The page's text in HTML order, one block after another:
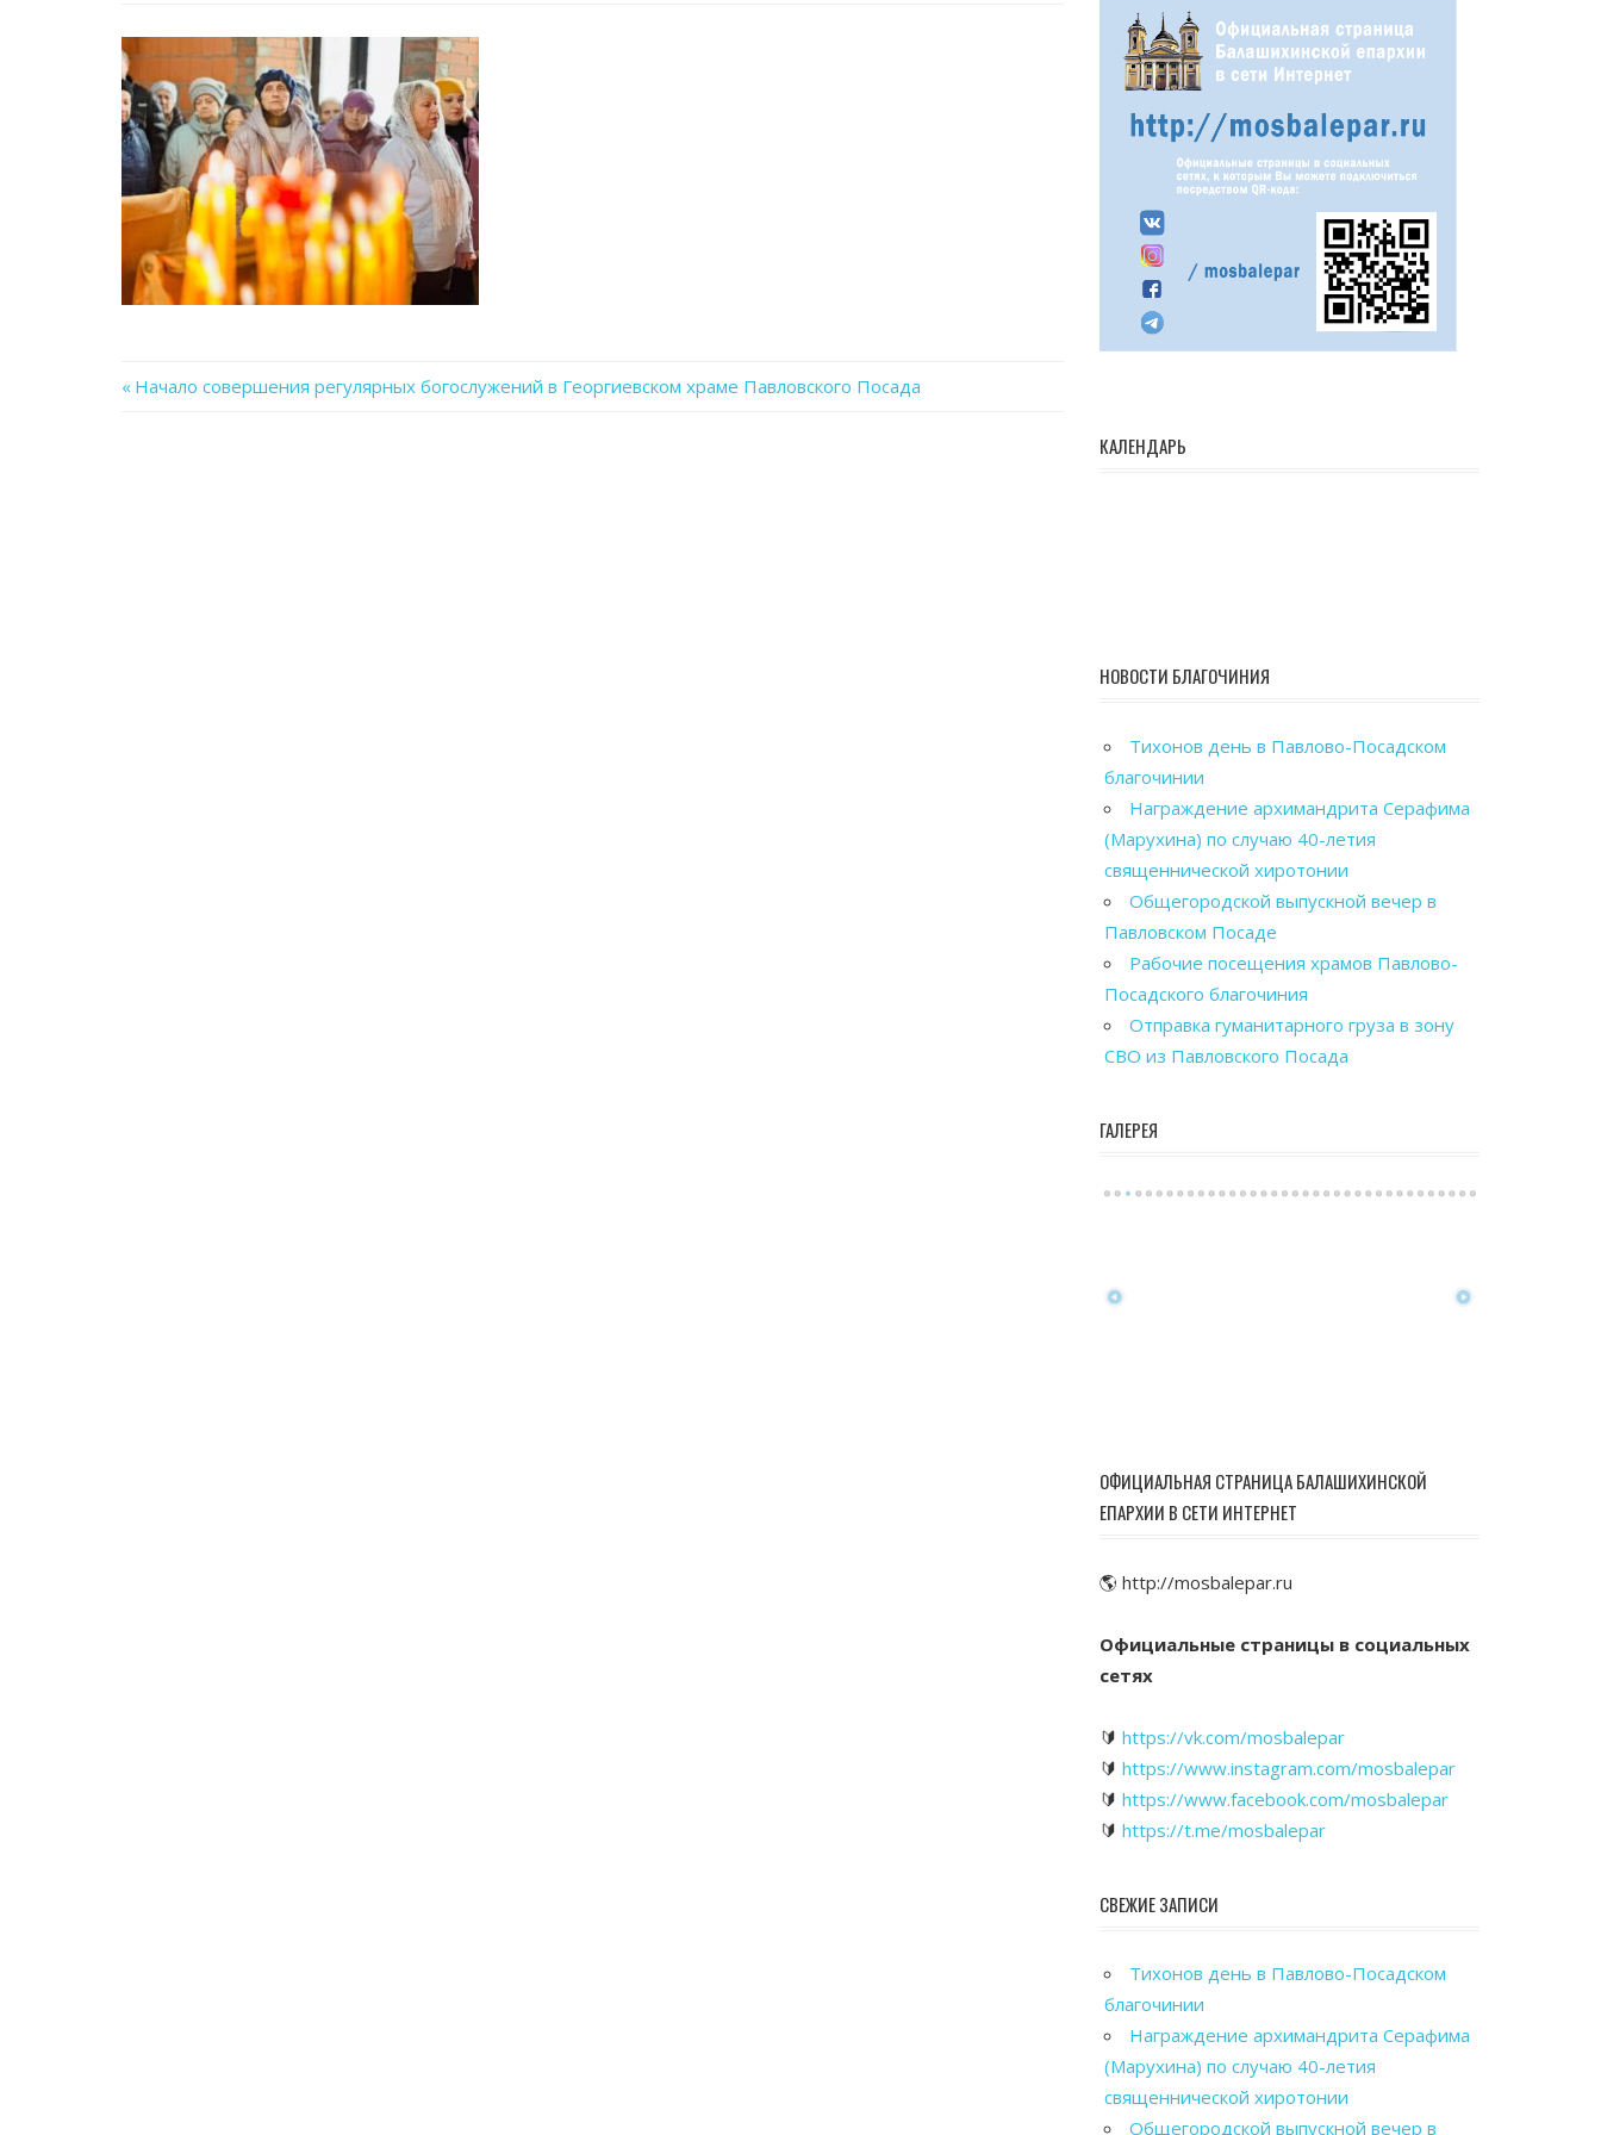
Previous
Начало совершения регулярных богослужений в Георгиевском храме Павловского Посада
КАЛЕНДАРЬ
НОВОСТИ БЛАГОЧИНИЯ
Тихонов день в Павлово-Посадском
благочинии
Награждение архимандрита Серафима
(Марухина) по случаю 40-летия
священнической хиротонии
Общегородской выпускной вечер в
Павловском Посаде
Рабочие посещения храмов Павлово-
Посадского благочиния
Отправка гуманитарного груза в зону
СВО из Павловского Посада
ГАЛЕРЕЯ
ОФИЦИАЛЬНАЯ СТРАНИЦА БАЛАШИХИНСКОЙ
ЕПАРХИИ В СЕТИ ИНТЕРНЕТ
🌎 http://mosbalepar.ru
Официальные страницы в социальных
сетях
🔰 https://vk.com/mosbalepar
🔰 https://www.instagram.com/mosbalepar
🔰 https://www.facebook.com/mosbalepar
🔰 https://t.me/mosbalepar
СВЕЖИЕ ЗАПИСИ
Тихонов день в Павлово-Посадском
благочинии
Награждение архимандрита Серафима
(Марухина) по случаю 40-летия
священнической хиротонии
Общегородской выпускной вечер в